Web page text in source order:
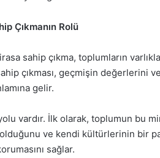
Çıkmanın Rolü
sahip çıkma, toplumların
çıkması, geçmişin değerlerini
gelir.
vardır. İlk olarak, toplumun bu
ve kendi kültürlerinin bir
sağlar.